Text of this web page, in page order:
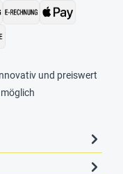
und preiswert